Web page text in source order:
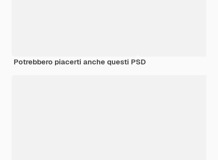
Potrebbero piacerti anche questi PSD